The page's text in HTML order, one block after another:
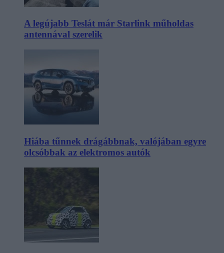
A legújabb Teslát már Starlink műholdas
antennával szerelik
Hiába tűnnek drágábbnak, valójában egyre
olcsóbbak az elektromos autók